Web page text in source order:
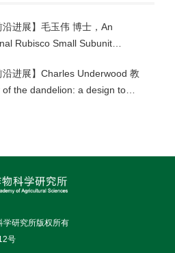
沿进展】毛玉伟 博士，An
Rubisco Small Subunit
沿进展】Charles Underwood 教
the dandelion: a design to
研究所版权所有
号